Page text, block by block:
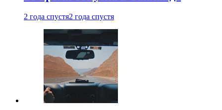
2 года спустя2 года спустя